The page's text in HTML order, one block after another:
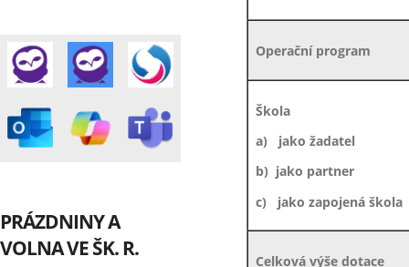
PRÁZDNINY A
VOLNA VE ŠK. R.
Operační program
Škola
a) jako žadatel
b) jako partner
c) jako zapojená škola
Celková výše dotace